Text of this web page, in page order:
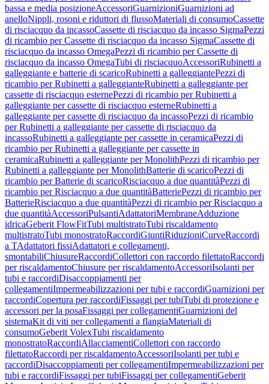
bassa e media posizioneAccessoriGuarnizioniGuarnizioni ad
anelloNippli, rosoni e riduttori di flussoMateriali di consumoCassette
di risciacquo da incassoCassette di risciacquo da incasso SigmaPezzi
di ricambio per Cassette di risciacquo da incasso SigmaCassette di
risciacquo da incasso OmegaPezzi di ricambio per Cassette di
risciacquo da incasso OmegaTubi di risciacquoAccessoriRubinetti a
galleggiante e batterie di scaricoRubinetti a galleggiantePezzi di
ricambio per Rubinetti a galleggianteRubinetti a galleggiante per
cassette di risciacquo esternePezzi di ricambio per Rubinetti a
galleggiante per cassette di risciacquo esterneRubinetti a
galleggiante per cassette di risciacquo da incassoPezzi di ricambio
per Rubinetti a galleggiante per cassette di risciacquo da
incassoRubinetti a galleggiante per cassette in ceramicaPezzi di
ricambio per Rubinetti a galleggiante per cassette in
ceramicaRubinetti a galleggiante per MonolithPezzi di ricambio per
Rubinetti a galleggiante per MonolithBatterie di scaricoPezzi di
ricambio per Batterie di scaricoRisciacquo a due quantitàPezzi di
ricambio per Risciacquo a due quantitàBatteriePezzi di ricambio per
BatterieRisciacquo a due quantitàPezzi di ricambio per Risciacquo a
due quantitàAccessoriPulsantiAdattatoriMembraneAdduzione
idricaGeberit FlowFitTubi multistratoTubi riscaldamento
multistratoTubi monostratoRaccordiGiuntiRiduzioniCurveRaccordi
a TAdattatori fissiAdattatori e collegamenti,
smontabiliChiusureRaccordiCollettori con raccordo filettatoRaccordi
per riscaldamentoChiusure per riscaldamentoAccessoriIsolanti per
tubi e raccordiDisaccoppiamenti per
collegamentiImpermeabilizzazioni per tubi e raccordiGuarnizioni per
raccordiCopertura per raccordiFissaggi per tubiTubi di protezione e
accessori per la posaFissaggi per collegamentiGuarnizioni del
sistemaKit di viti per collegamenti a flangiaMateriali di
consumoGeberit VolexTubi riscaldamento
monostratoRaccordiAllacciamentiCollettori con raccordo
filettatoRaccordi per riscaldamentoAccessoriIsolanti per tubi e
raccordiDisaccoppiamenti per collegamentiImpermeabilizzazioni per
tubi e raccordiFissaggi per tubiFissaggi per collegamentiGeberit